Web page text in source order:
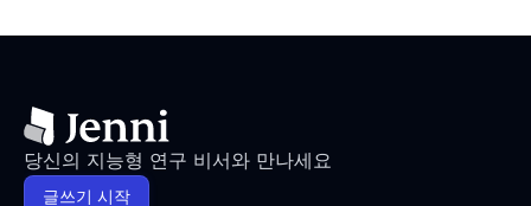
당신의 지능형 연구 비서와 만나세요
글쓰기 시작